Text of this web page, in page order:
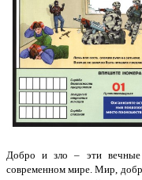
Добро и зло – эти
современном мире. Мир,